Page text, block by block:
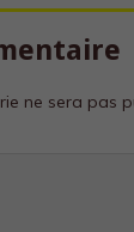
ne sera pas
Afin que